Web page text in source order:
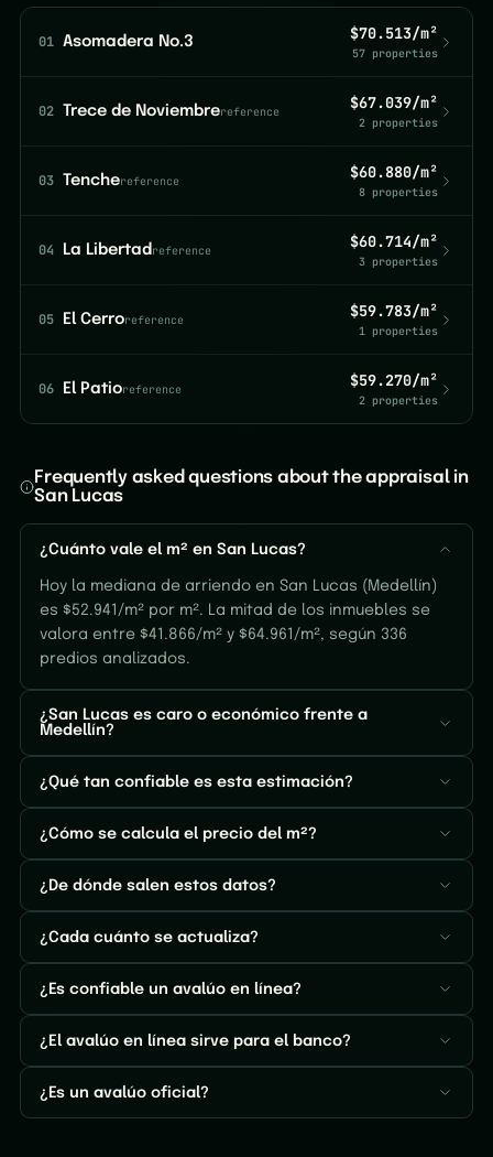
01 Asomadera No.3 $70.513/m²
57 properties
02 Trece de Noviembrereference $67.039/m²
2 properties
03 Tenchereference $60.880/m²
8 properties
04 La Libertad reference $60.714/m²
3 properties
05 El Cerroreference $59.783/m²
1 properties
06 El Patioreference $59.270/m²
2 properties
Frequently asked questions about the appraisal in
San Lucas
¿Cuánto vale el m² en San Lucas?
Hoy la mediana de arriendo en San Lucas (Medellín)
es $52.941/m² por m². La mitad de los inmuebles se
valora entre $41.866/m² y $64.961/m², según 336
predios analizados.
¿San Lucas es caro o económico frente a
Medellín?
¿Qué tan confiable es esta estimación?
¿Cómo se calcula el precio del m²?
¿De dónde salen estos datos?
¿Cada cuánto se actualiza?
¿Es confiable un avalúo en línea?
¿El avalúo en línea sirve para el banco?
¿Es un avalúo oficial?